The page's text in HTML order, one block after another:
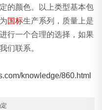
的颜色。以上类型基本包
国标生产系列，质量上是
行一个合理的选择，如果
们联系。
knowledge/860.html